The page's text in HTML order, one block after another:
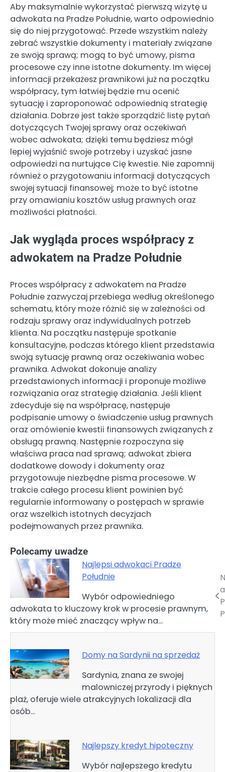
Aby maksymalnie wykorzystać pierwszą wizytę u
adwokata na Pradze Południe, warto odpowiednio
się do niej przygotować. Przede wszystkim należy
zebrać wszystkie dokumenty i materiały związane
ze swoją sprawą; mogą to być umowy, pisma
procesowe czy inne istotne dokumenty. Im więcej
informacji przekażesz prawnikowi już na początku
współpracy, tym łatwiej będzie mu ocenić
sytuację i zaproponować odpowiednią strategię
działania. Dobrze jest także sporządzić listę pytań
dotyczących Twojej sprawy oraz oczekiwań
wobec adwokata; dzięki temu będziesz mógł
lepiej wyjaśnić swoje potrzeby i uzyskać jasne
odpowiedzi na nurtujące Cię kwestie. Nie zapomnij
również o przygotowaniu informacji dotyczących
swojej sytuacji finansowej; może to być istotne
przy omawianiu kosztów usług prawnych oraz
możliwości płatności.
Jak wygląda proces współpracy z
adwokatem na Pradze Południe
Proces współpracy z adwokatem na Pradze
Południe zazwyczaj przebiega według określonego
schematu, który może różnić się w zależności od
rodzaju sprawy oraz indywidualnych potrzeb
klienta. Na początku następuje spotkanie
konsultacyjne, podczas którego klient przedstawia
swoją sytuację prawną oraz oczekiwania wobec
prawnika. Adwokat dokonuje analizy
przedstawionych informacji i proponuje możliwe
rozwiązania oraz strategię działania. Jeśli klient
zdecyduje się na współpracę, następuje
podpisanie umowy o świadczenie usług prawnych
oraz omówienie kwestii finansowych związanych z
obsługą prawną. Następnie rozpoczyna się
właściwa praca nad sprawą; adwokat zbiera
dodatkowe dowody i dokumenty oraz
przygotowuje niezbędne pisma procesowe. W
trakcie całego procesu klient powinien być
regularnie informowany o postępach w sprawie
oraz wszelkich istotnych decyzjach
podejmowanych przez prawnika.
Polecamy uwadze
Najlepsi adwokaci Pradze
Południe
Wybór odpowiedniego
adwokata to kluczowy krok w procesie prawnym,
który może mieć znaczący wpływ na…
Domy na Sardynii na sprzedaż
Sardynia, znana ze swojej
malowniczej przyrody i pięknych
plaż, oferuje wiele atrakcyjnych lokalizacji dla
osób…
Najlepszy kredyt hipoteczny
Wybór najlepszego kredytu
Nawigacja
wpisu